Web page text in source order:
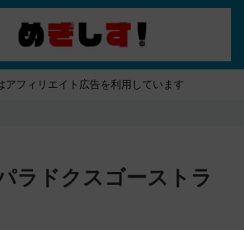
アフィリエイト広告を利用しています
ラドクスゴーストラ